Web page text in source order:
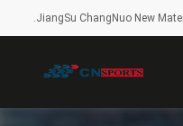
JiangSu ChangNuo New